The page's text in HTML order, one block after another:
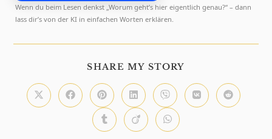
Wenn du beim Lesen denkst „Worum geht’s hier eigentlich genau?“ – dann
lass dir’s von der KI in einfachen Worten erklären.
SHARE MY STORY
TEILEN
Öffnet
in
Öffnet
in
einem
neuen
Fenster
Öffnet
in
einem
neuen
Fenster
Öffnet
in
einem
neuen
Fenster
Öffnet
in
einem
neuen
Fenster
Öffnet
in
Öffnet
in
Öffnet
in
Öffnet
in
Öffnet
in